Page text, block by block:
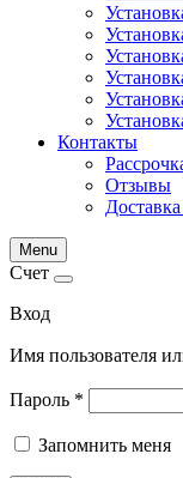
Контакты
Отзывы
Menu
Счет
Вход
Имя пользователя
Пароль *
Запомнить меня